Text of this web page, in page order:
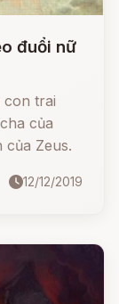
đuổi nữ
con trai
của
của Zeus.
12/12/2019